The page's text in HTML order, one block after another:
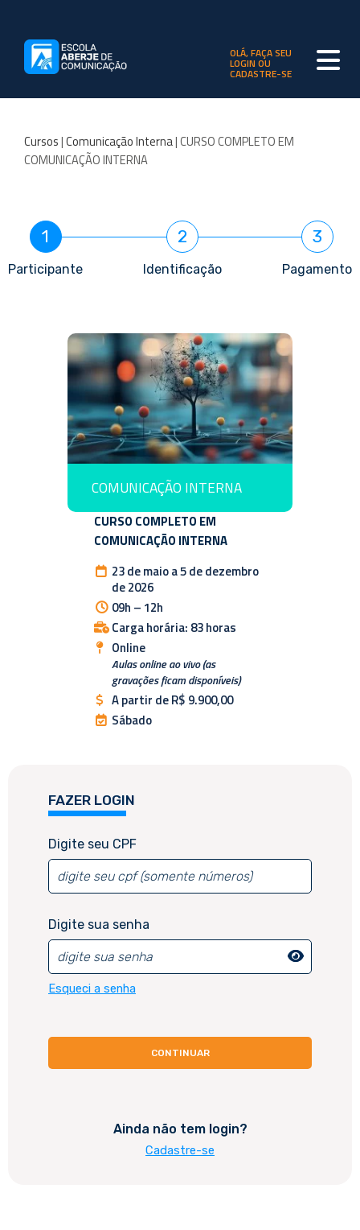
OLÁ, FAÇA SEU
LOGIN OU
CADASTRE-SE
Cursos|Comunicação Interna| CURSO COMPLETO EM
COMUNICAÇÃO INTERNA
1
Participante
2
Identificação
3
Pagamento
COMUNICAÇÃO INTERNA
CURSO COMPLETO EM
COMUNICAÇÃO INTERNA
23 de maio a 5 de dezembro
de 2026
09h – 12h
Carga horária: 83 horas
Online
Aulas online ao vivo (as
gravações ficam disponíveis)
A partir de R$ 9.900,00
Sábado
CADASTRE-SE
Digite seu CPF
FAZER LOGIN
Digite seu CPF
Digite sua senha
Esqueci a senha
Ainda não tem login?
Cadastre-se